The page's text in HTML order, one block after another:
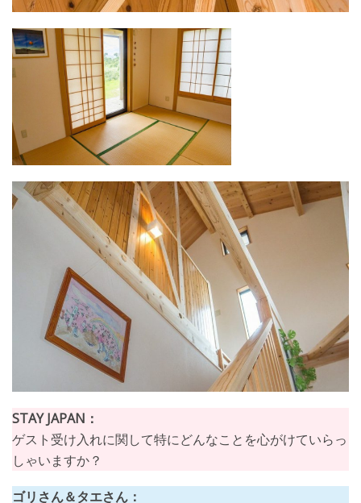
STAY JAPAN：
ゲスト受け入れに関して特にどんなことを心がけていらっ
しゃいますか？
ゴリさん＆タエさん：